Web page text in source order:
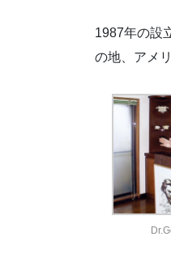
1987年の設
の地、アメ